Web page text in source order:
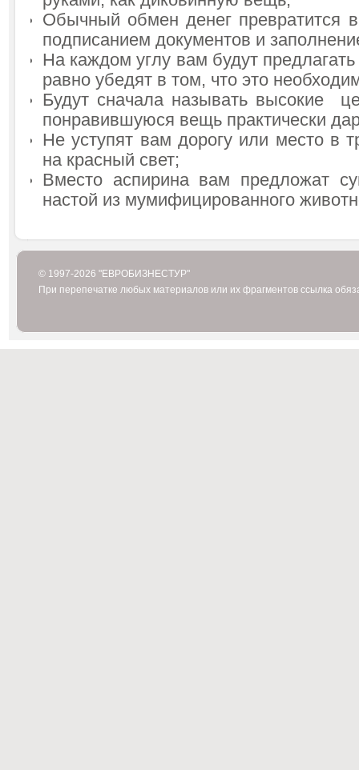
Обычный обмен денег превратится
подписанием документов и
На каждом углу вам будут
равно убедят в том, что это
Будут сначала называть высокие
понравившуюся вещь практически
Не уступят вам дорогу или место в
на красный свет;
Вместо аспирина вам предложат
настой из мумифицированного
© 1997-2026 "ЕВРОБИЗНЕСТУР"
При перепечатке любых материалов или их фрагментов ссылка